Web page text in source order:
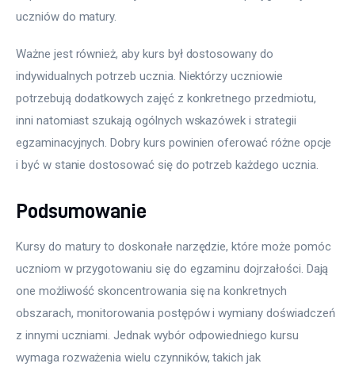
uczniów do matury.
Ważne jest również, aby kurs był dostosowany do
indywidualnych potrzeb ucznia. Niektórzy uczniowie
potrzebują dodatkowych zajęć z konkretnego przedmiotu,
inni natomiast szukają ogólnych wskazówek i strategii
egzaminacyjnych. Dobry kurs powinien oferować różne opcje
i być w stanie dostosować się do potrzeb każdego ucznia.
Podsumowanie
Kursy do matury to doskonałe narzędzie, które może pomóc
uczniom w przygotowaniu się do egzaminu dojrzałości. Dają
one możliwość skoncentrowania się na konkretnych
obszarach, monitorowania postępów i wymiany doświadczeń
z innymi uczniami. Jednak wybór odpowiedniego kursu
wymaga rozważenia wielu czynników, takich jak